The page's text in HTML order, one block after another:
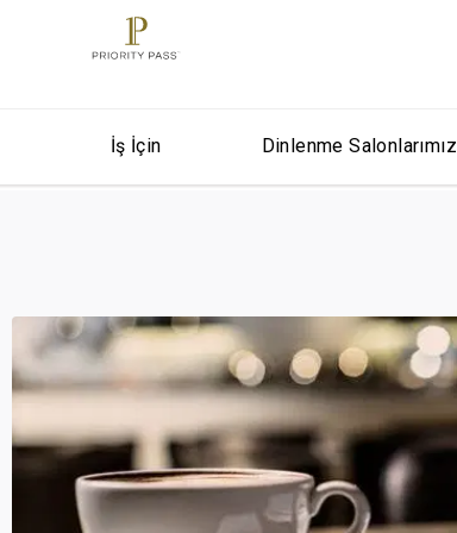
İş İçin Dinlenme Salonlarımız